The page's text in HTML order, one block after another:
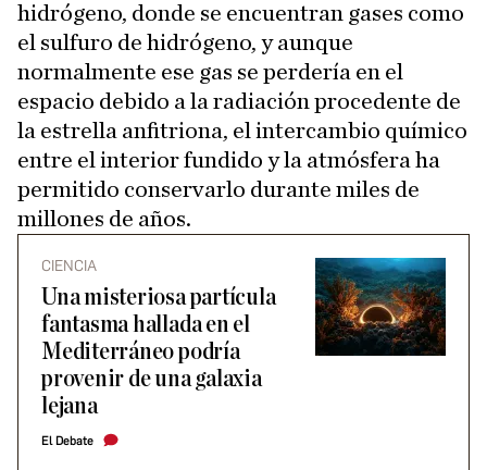
hidrógeno, donde se encuentran gases como
el sulfuro de hidrógeno, y aunque
normalmente ese gas se perdería en el
espacio debido a la radiación procedente de
la estrella anfitriona, el intercambio químico
entre el interior fundido y la atmósfera ha
permitido conservarlo durante miles de
millones de años.
CIENCIA
Una misteriosa partícula
fantasma hallada en el
Mediterráneo podría
provenir de una galaxia
lejana
El Debate